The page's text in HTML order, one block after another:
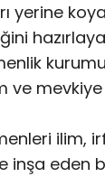
yerine
ve
ilim,
inşa eden